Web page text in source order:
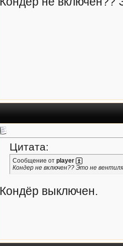
Цитата:
Сообщение от player
Кондер не включен?? Это не
Кондёр выключен.